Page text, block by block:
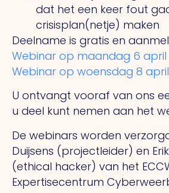
dat het een keer fout
crisisplan(netje) maken
Deelname is gratis en
Webinar op maandag 6 april
Webinar op woensdag 8 april
U ontvangt vooraf van ons
u deel kunt nemen aan het
De webinars worden
Duijsens (projectleider) en
(ethical hacker) van het
Expertisecentrum